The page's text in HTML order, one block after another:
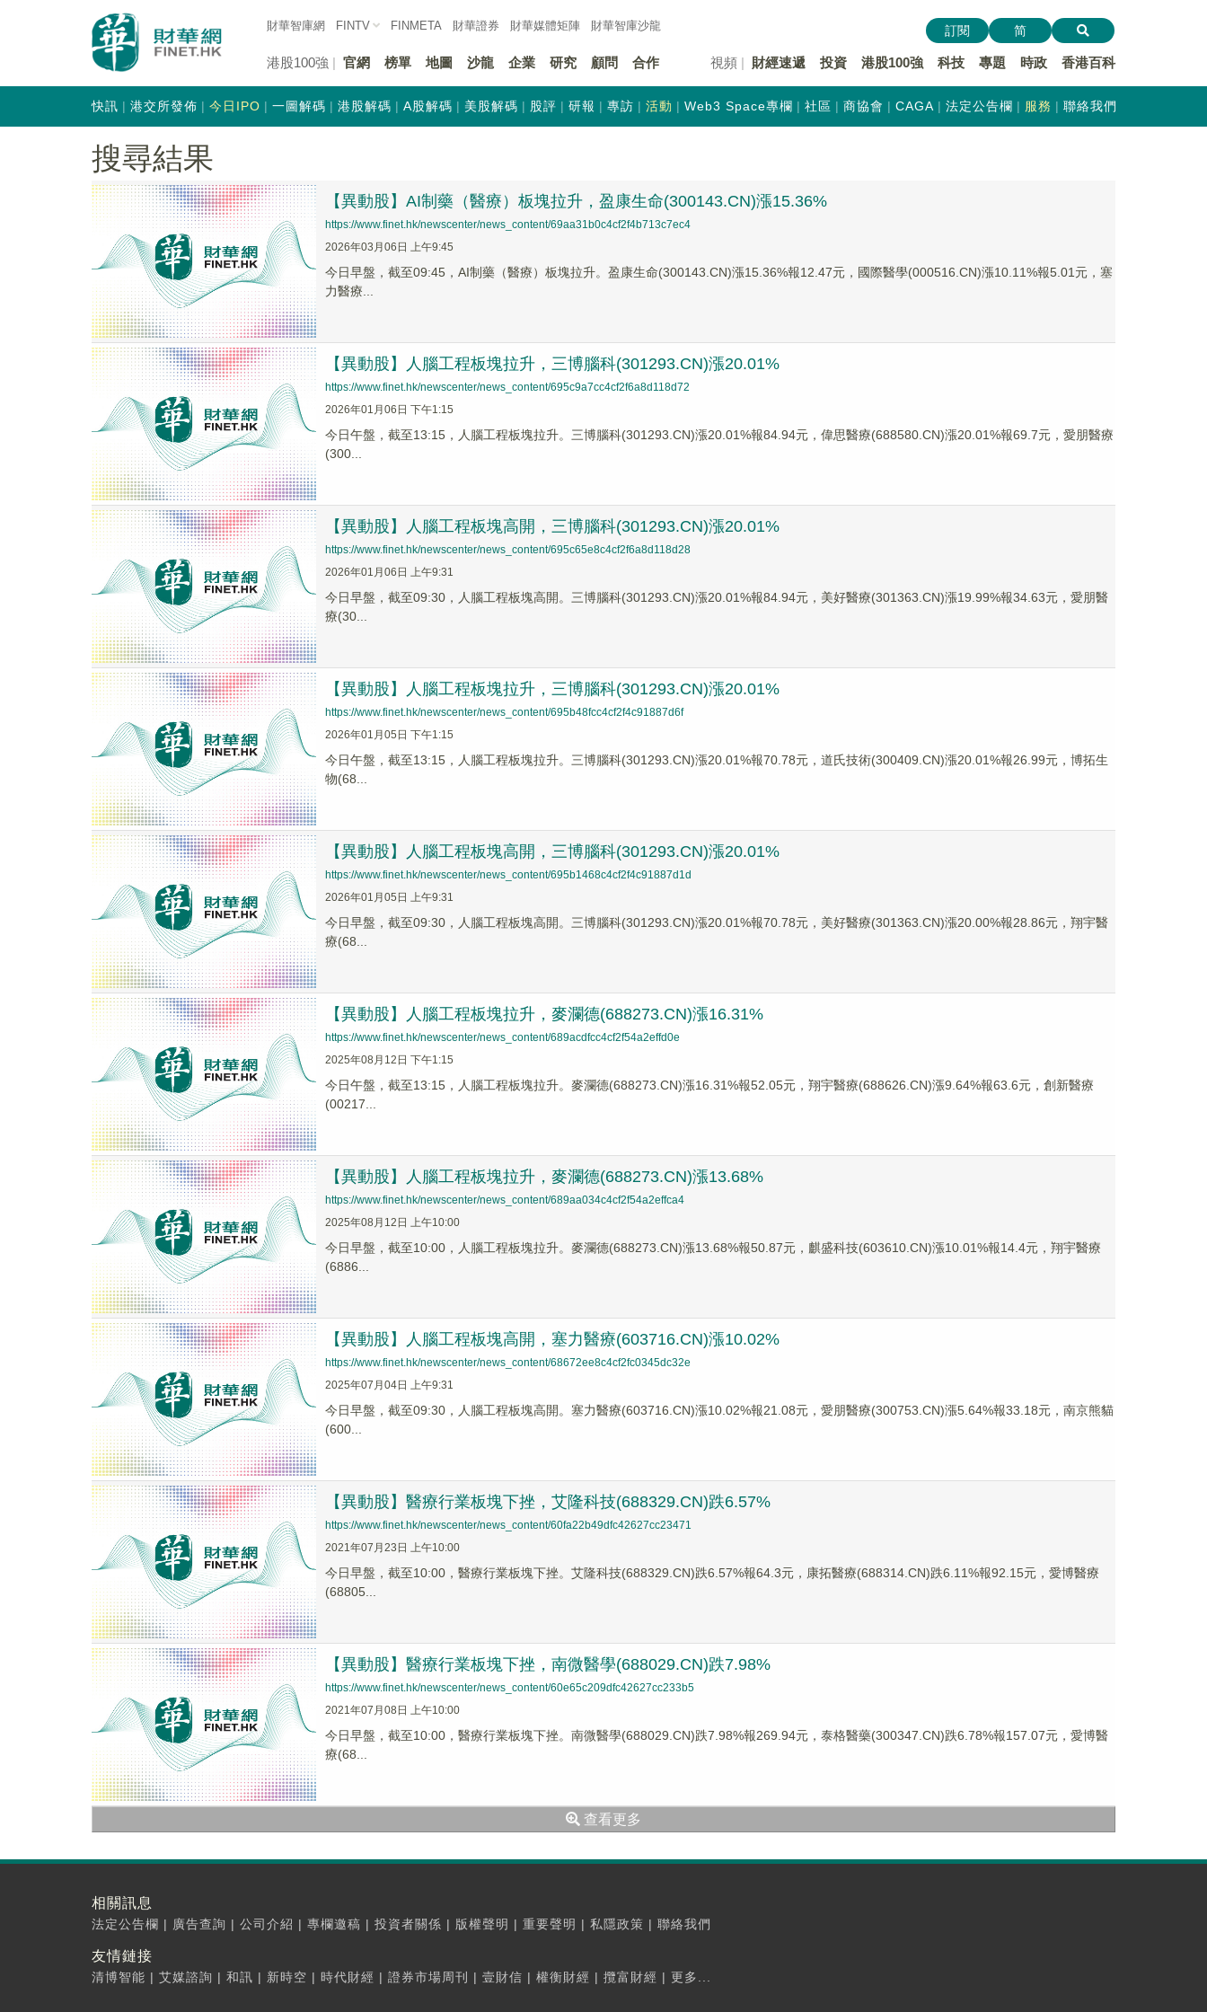
財華智庫網 FINTV FINMETA 財華證券 財華媒體矩陣 財華智庫沙龍
港股100強 官網 榜單 地圖 沙龍 企業 研究 顧問 合作 視頻 財經速遞 投資 港股100強 科技 專題 時政 香港百科
訂閱 简
快訊 港交所發佈 今日IPO 一圖解碼 港股解碼 A股解碼 美股解碼 股評 研報 專訪 活動 Web3 Space專欄 社區 商協會 CAGA 法定公告欄 服務 聯絡我們
搜尋結果
【異動股】AI制藥（醫療）板塊拉升，盈康生命(300143.CN)漲15.36%
https://www.finet.hk/newscenter/news_content/69aa31b0c4cf2f4b713c7ec4
2026年03月06日 上午9:45
今日早盤，截至09:45，AI制藥（醫療）板塊拉升。盈康生命(300143.CN)漲15.36%報12.47元，國際醫學(000516.CN)漲10.11%報5.01元，塞
力醫療...
【異動股】人腦工程板塊拉升，三博腦科(301293.CN)漲20.01%
https://www.finet.hk/newscenter/news_content/695c9a7cc4cf2f6a8d118d72
2026年01月06日 下午1:15
今日午盤，截至13:15，人腦工程板塊拉升。三博腦科(301293.CN)漲20.01%報84.94元，偉思醫療(688580.CN)漲20.01%報69.7元，愛朋醫療
(300...
【異動股】人腦工程板塊高開，三博腦科(301293.CN)漲20.01%
https://www.finet.hk/newscenter/news_content/695c65e8c4cf2f6a8d118d28
2026年01月06日 上午9:31
今日早盤，截至09:30，人腦工程板塊高開。三博腦科(301293.CN)漲20.01%報84.94元，美好醫療(301363.CN)漲19.99%報34.63元，愛朋醫
療(30...
【異動股】人腦工程板塊拉升，三博腦科(301293.CN)漲20.01%
https://www.finet.hk/newscenter/news_content/695b48fcc4cf2f4c91887d6f
2026年01月05日 下午1:15
今日午盤，截至13:15，人腦工程板塊拉升。三博腦科(301293.CN)漲20.01%報70.78元，道氏技術(300409.CN)漲20.01%報26.99元，博拓生
物(68...
【異動股】人腦工程板塊高開，三博腦科(301293.CN)漲20.01%
https://www.finet.hk/newscenter/news_content/695b1468c4cf2f4c91887d1d
2026年01月05日 上午9:31
今日早盤，截至09:30，人腦工程板塊高開。三博腦科(301293.CN)漲20.01%報70.78元，美好醫療(301363.CN)漲20.00%報28.86元，翔宇醫
療(68...
【異動股】人腦工程板塊拉升，麥瀾德(688273.CN)漲16.31%
https://www.finet.hk/newscenter/news_content/689acdfcc4cf2f54a2effd0e
2025年08月12日 下午1:15
今日午盤，截至13:15，人腦工程板塊拉升。麥瀾德(688273.CN)漲16.31%報52.05元，翔宇醫療(688626.CN)漲9.64%報63.6元，創新醫療
(00217...
【異動股】人腦工程板塊拉升，麥瀾德(688273.CN)漲13.68%
https://www.finet.hk/newscenter/news_content/689aa034c4cf2f54a2effca4
2025年08月12日 上午10:00
今日早盤，截至10:00，人腦工程板塊拉升。麥瀾德(688273.CN)漲13.68%報50.87元，麒盛科技(603610.CN)漲10.01%報14.4元，翔宇醫療
(6886...
【異動股】人腦工程板塊高開，塞力醫療(603716.CN)漲10.02%
https://www.finet.hk/newscenter/news_content/68672ee8c4cf2fc0345dc32e
2025年07月04日 上午9:31
今日早盤，截至09:30，人腦工程板塊高開。塞力醫療(603716.CN)漲10.02%報21.08元，愛朋醫療(300753.CN)漲5.64%報33.18元，南京熊貓
(600...
【異動股】醫療行業板塊下挫，艾隆科技(688329.CN)跌6.57%
https://www.finet.hk/newscenter/news_content/60fa22b49dfc42627cc23471
2021年07月23日 上午10:00
今日早盤，截至10:00，醫療行業板塊下挫。艾隆科技(688329.CN)跌6.57%報64.3元，康拓醫療(688314.CN)跌6.11%報92.15元，愛博醫療
(68805...
【異動股】醫療行業板塊下挫，南微醫學(688029.CN)跌7.98%
https://www.finet.hk/newscenter/news_content/60e65c209dfc42627cc233b5
2021年07月08日 上午10:00
今日早盤，截至10:00，醫療行業板塊下挫。南微醫學(688029.CN)跌7.98%報269.94元，泰格醫藥(300347.CN)跌6.78%報157.07元，愛博醫
療(68...
查看更多
相關訊息
法定公告欄 | 廣告查詢 | 公司介紹 | 專欄邀稿 | 投資者關係 | 版權聲明 | 重要聲明 | 私隱政策 | 聯絡我們
友情鏈接
清博智能 | 艾媒諮詢 | 和訊 | 新時空 | 時代財經 | 證券市場周刊 | 壹財信 | 權衡財經 | 攬富財經 | 更多...